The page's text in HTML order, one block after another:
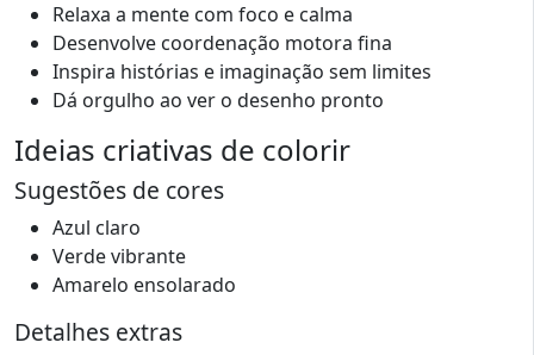
Relaxa a mente com foco e calma
Desenvolve coordenação motora fina
Inspira histórias e imaginação sem limites
Dá orgulho ao ver o desenho pronto
Ideias criativas de colorir
Sugestões de cores
Azul claro
Verde vibrante
Amarelo ensolarado
Detalhes extras